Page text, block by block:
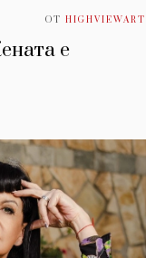
ОТHIGHVIEWART
е